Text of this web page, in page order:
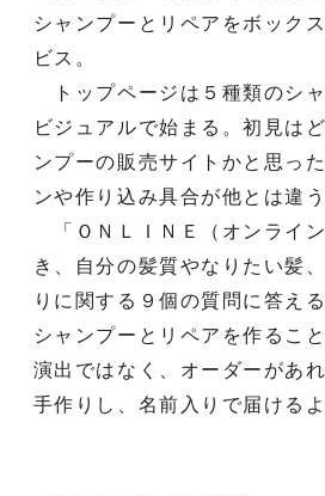
シャンプーとリペアをボック
ビス。
トップページは５種類のシ
ビジュアルで始まる。初見は
ンプーの販売サイトかと思っ
ンや作り込み具合が他とは違
「ＯＮＬＩＮＥ（オンライ
き、自分の髪質やなりたい髪
りに関する９個の質問に答え
シャンプーとリペアを作るこ
演出ではなく、オーダーがあ
手作りし、名前入りで届けるよ